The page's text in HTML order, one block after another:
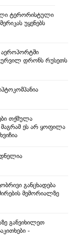
ტერორისტული
უყენებს
აეროპორტში
დრონს რუსეთს
თქმულა
მაგრამ ეს არ ყოფილა
განცხადება
მემორიალზე
განვიხილეთ
-